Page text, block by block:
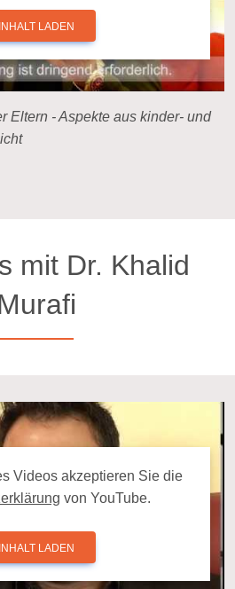
INHALT LADEN
Eltern - Aspekte aus kinder- und
mit Dr. Khalid
Videos ak­zep­tie­ren Sie die
von YouTube.
INHALT LADEN